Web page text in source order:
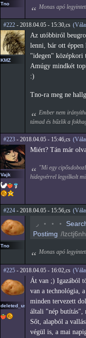
Tno Monas apó
#222 - 2018.04.05 - 15:30,cs
KMZ
Az utóbbiról
lenni, bár ott éppen
"idegen" középkori
Amúgy mindkét
:)
Tno-ra meg ne
Ember nem
támad és bűzlik a
#223 - 2018.04.05 - 15:46,cs
Vajk
Miért? Tán már
"Mi egy
hidegvérrel legyilkolt
#224 - 2018.04.05 - 15:56,cs
Tno
◟ ◦ ◦ ◦
Postimg /
Monas apó
#225 - 2018.04.05 - 16:02,cs
deleted_user_2
Át van ;) Igazából
van a technológia,
minden tervezett
általi "nép butítás",
Sőt, alapból a
végül is, a mai